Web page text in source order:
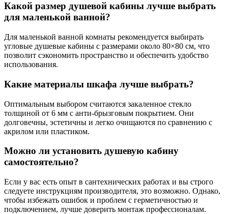
Какой размер душевой кабины лучше выбрать
для маленькой ванной?
Для маленькой ванной комнаты рекомендуется выбирать
угловые душевые кабины с размерами около 80×80 см, что
позволит сэкономить пространство и обеспечить удобство
использования.
Какие материалы шкафа лучше выбрать?
Оптимальным выбором считаются закаленное стекло
толщиной от 6 мм с анти-брызговым покрытием. Они
долговечны, эстетичны и легко очищаются по сравнению с
акрилом или пластиком.
Можно ли установить душевую кабину
самостоятельно?
Если у вас есть опыт в сантехнических работах и вы строго
следуете инструкциям производителя, это возможно. Однако,
чтобы избежать ошибок и проблем с герметичностью и
подключением, лучше доверить монтаж профессионалам.